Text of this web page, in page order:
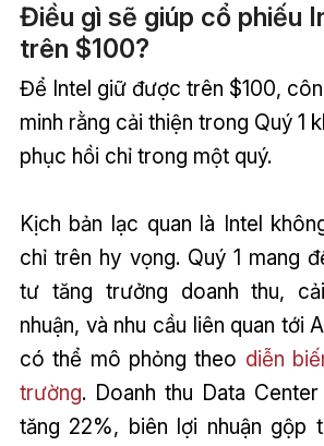
Điều gì sẽ giúp cổ phiếu
trên $100?
Để Intel giữ được trên $100,
minh rằng cải thiện trong Quý 1
phục hồi chỉ trong một quý.
Kịch bản lạc quan là Intel
chỉ trên hy vọng. Quý 1 mang
tư tăng trưởng doanh thu,
nhuận, và nhu cầu liên quan tới
có thể mô phỏng theo diễn
trường. Doanh thu Data
tăng 22%, biên lợi nhuận gộp